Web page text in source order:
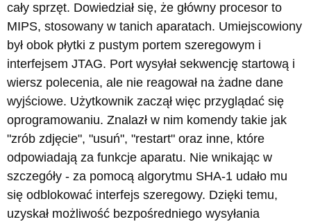
cały sprzęt. Dowiedział się, że główny procesor to
MIPS, stosowany w tanich aparatach. Umiejscowiony
był obok płytki z pustym portem szeregowym i
interfejsem JTAG. Port wysyłał sekwencję startową i
wiersz polecenia, ale nie reagował na żadne dane
wyjściowe. Użytkownik zaczął więc przyglądać się
oprogramowaniu. Znalazł w nim komendy takie jak
"zrób zdjęcie", "usuń", "restart" oraz inne, które
odpowiadają za funkcje aparatu. Nie wnikając w
szczegóły - za pomocą algorytmu SHA-1 udało mu
się odblokować interfejs szeregowy. Dzięki temu,
uzyskał możliwość bezpośredniego wysyłania